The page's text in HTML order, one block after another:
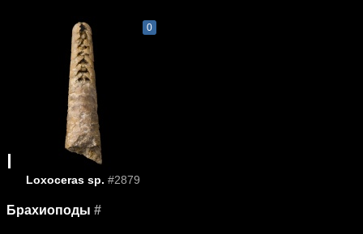
0
Loxoceras sp. #2879
Брахиоподы #